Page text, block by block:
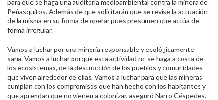
para que se haga una auditoría medioambiental contra la minera de
Peñasquitos. Además de que solicitarán que se revise la actuación
de la misma en su forma de operar pues presumen que actúa de
forma irregular.
Vamos a luchar por una minería responsable y ecológicamente
sana. Vamos a luchar porque esta actividad no se haga a costa de
los ecosistemas, de la destrucción de los pueblos y comunidades
que viven alrededor de ellas. Vamos a luchar para que las mineras
cumplan con los compromisos que han hecho con los habitantes y
que aprendan que no vienen a colonizar, aseguró Narro Céspedes.